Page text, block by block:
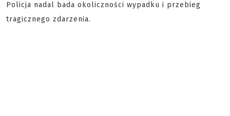
Policja nadal bada okoliczności wypadku i przebieg
tragicznego zdarzenia.